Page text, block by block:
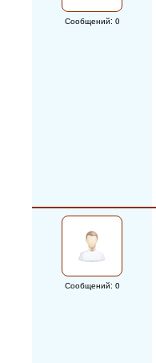
Сообщений: 0
Сообщений: 0